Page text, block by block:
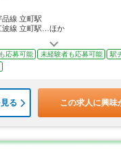
品線 立町駅
波線 立町駅…ほか
応募可能 未経験者も応募可能 駅
る この求人に興味